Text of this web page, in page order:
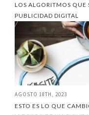
LOS ALGORITMOS QUE
PUBLICIDAD DIGITAL
AGOSTO 18TH, 2023
ESTO ES LO QUE